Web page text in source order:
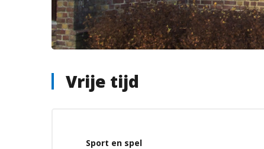
Vrije tijd
Sport en spel